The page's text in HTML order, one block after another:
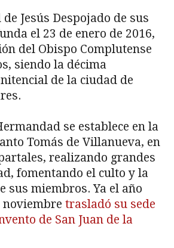
Jesús Despojado de sus
el 23 de enero de 2016,
del Obispo Complutense
siendo la décima
de la ciudad de
se establece en la
Tomás de Villanueva, en
realizando grandes
fomentando el culto y la
sus miembros. Ya el año
noviembre trasladó su sede
de San Juan de la